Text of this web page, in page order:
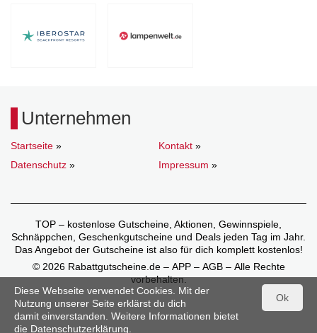
Unternehmen
Startseite » Kontakt »
Datenschutz » Impressum »
TOP – kostenlose Gutscheine, Aktionen, Gewinnspiele,
Schnäppchen, Geschenkgutscheine und Deals jeden Tag im Jahr.
Das Angebot der Gutscheine ist also für dich komplett kostenlos!
© 2026 Rabattgutscheine.de – APP – AGB – Alle Rechte
vorbehalten.
Diese Webseite verwendet Cookies. Mit der
Nutzung unserer Seite erklärst du dich
damit einverstanden. Weitere Informationen bietet
die Datenschutzerklärung
Ok